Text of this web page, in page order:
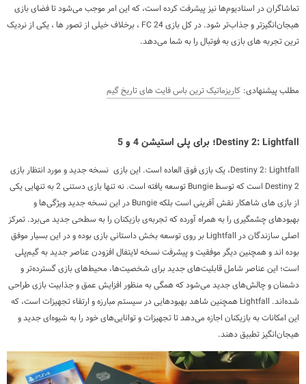
تماشاگران در استادیوم‌ها نیز پیشرفت کرده است، که این امر موجب می‌شود تا فضای بازی
هیجان‌انگیزتر و جذاب‌تر شود. در کل بازی FC 24 ، برخلاف خیلی از تصور ها ، یکی از نردیک
ترین تجربه های بازی به فوتبال را به شما می‌دهد.
مطلب پیشنهادی: کاریزماتیک ترین باس فایت های تاریخ گیم
Destiny 2: Lightfall؛ برای پلی استیشن 4 و 5
Destiny 2: Lightfall، یک بازی فوق العاده است. این بازی نسخه جدید و مورد انتظار بازی
Destiny 2 است که توسط Bungie توسعه یافته است. نه تنها بازی دستنی 2 به تنهایی یکی
از بازی های شاهکار نقش آفرینی است بلکه Bungie در این نسخه جدید ویژگی‌ها و
بهبودهای چشمگیری را به همراه آورده که تجربه‌ی بازیکنان را به سطحی جدید می‌برد. تمرکز
اصلی سازندگان در Lightfall بر روی توسعه بخش داستانی بازی بوده و در این بسیار موفق
بوده اند و همچنین دیگر موفقیت و پیشرفت نسخه لایتفال افزودن عناصر جدید به گیم‌پلی
است؛ این عناصر شامل قابلیت‌های جدید برای شخصیت‌ها، محیط‌های بازی گسترده‌تر و
دشمنان و چالش‌های جدید می‌شود که همگی به منظور افزایش عمق و جذابیت بازی طراحی
شده‌اند. Lightfall همچنین شاهد بهبودهایی در سیستم مبارزه و ارتقاء تجهیزات است، که
این امکانات به بازیکنان اجازه می‌دهد تا تجهیزات و توانایی‌های خود را به شیوه‌ای جدید و
هیجان‌انگیز تطبیق دهند.